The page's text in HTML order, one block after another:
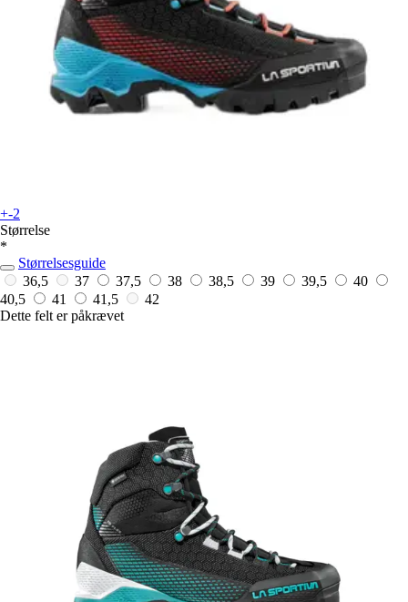
+-2
Størrelse
*
Størrelsesguide
36,5
37 37,5 38 38,5 39 39,5
40
40,5
41 41,5
42
Dette felt er påkrævet